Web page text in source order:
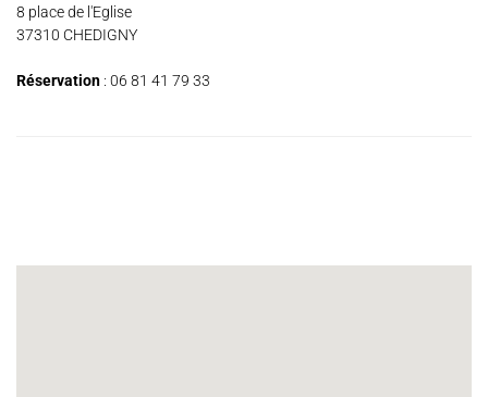
Espace Artistes
8 place de l'Eglise
37310 CHEDIGNY
Réservation : 06 81 41 79 33